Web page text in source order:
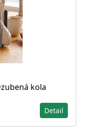
kola
Detail